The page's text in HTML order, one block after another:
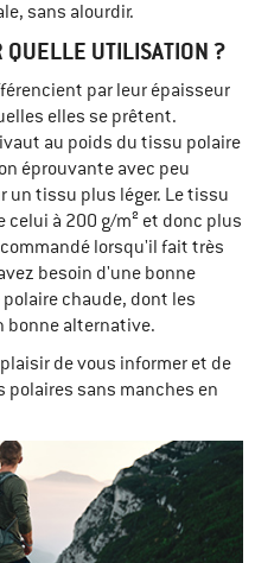
sans alourdir.
QUELLE UTILISATION ?
par leur épaisseur
elles se prêtent.
au poids du tissu polaire
éprouvante avec peu
un tissu plus léger. Le tissu
celui à 200 g/m² et donc plus
lorsqu'il fait très
besoin d'une bonne
chaude, dont les
bonne alternative.
de vous informer et de
sans manches en